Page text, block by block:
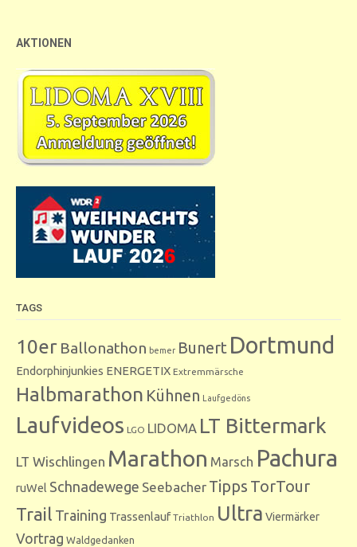
AKTIONEN
TAGS
10er Ballonathon bemer Bunert Dortmund
Endorphinjunkies ENERGETIX Extremmärsche
Halbmarathon Kühnen Laufgedöns
Laufvideos LGO LIDOMA LT Bittermark
LT Wischlingen Marathon Marsch Pachura
ruWel Schnadewege Seebacher Tipps TorTour
Trail Training Trassenlauf Triathlon Ultra Viermärker
Vortrag Waldgedanken